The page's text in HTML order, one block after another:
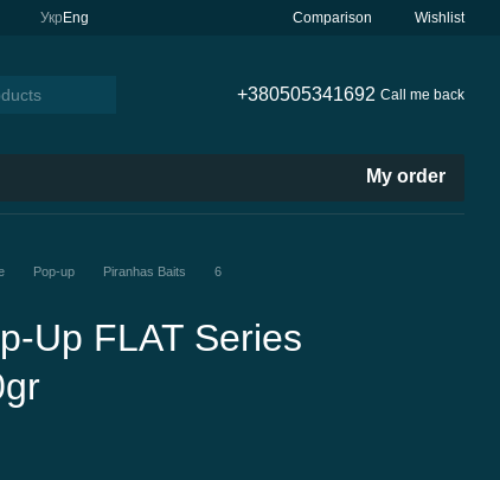
Укр Eng Comparison Wishlist
+380505341692 Call me back
My order
Pop-up Piranhas Baits
6
Up FLAT Series